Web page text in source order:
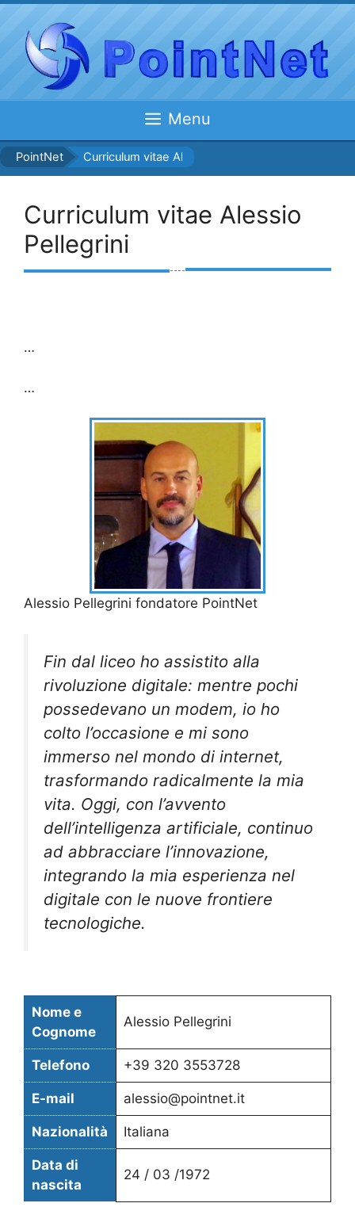
contenuto
Menu
PointNet Curriculum vitae Alessio Pellegrini
Curriculum vitae Alessio
Pellegrini
…
…
Alessio Pellegrini fondatore PointNet
Fin dal liceo ho assistito alla
rivoluzione digitale: mentre pochi
possedevano un modem, io ho
colto l’occasione e mi sono
immerso nel mondo di internet,
trasformando radicalmente la mia
vita. Oggi, con l’avvento
dell’intelligenza artificiale, continuo
ad abbracciare l’innovazione,
integrando la mia esperienza nel
digitale con le nuove frontiere
tecnologiche.
Nome e
Cognome
Alessio Pellegrini
Telefono +39 320 3553728
E-mail alessio@pointnet.it
Nazionalità Italiana
Data di
nascita
24 / 03 /1972